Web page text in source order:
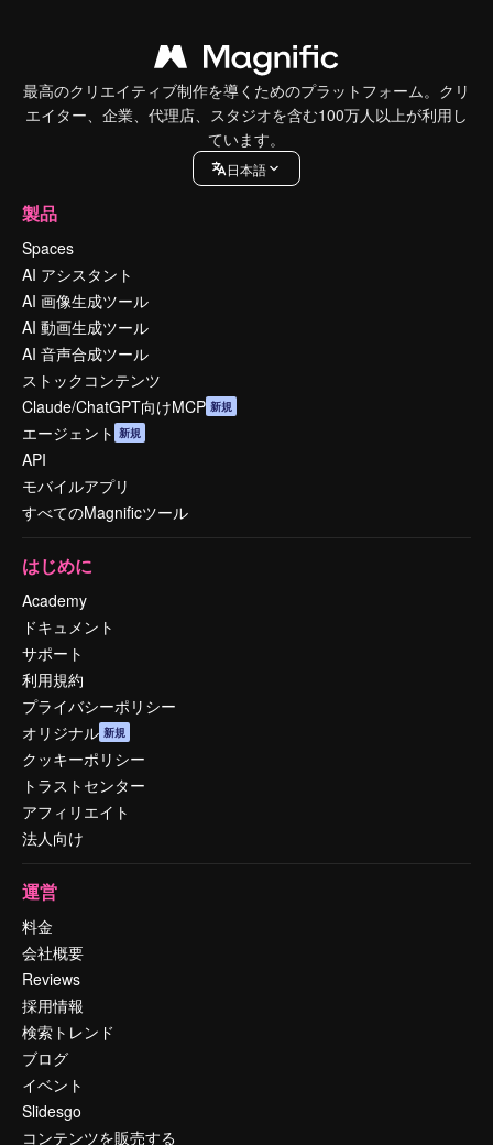
最高のクリエイティブ制作を導くためのプラットフォーム。クリ
エイター、企業、代理店、スタジオを含む100万人以上が利用し
ています。
日本語
製品
Spaces
AI アシスタント
AI 画像生成ツール
AI 動画生成ツール
AI 音声合成ツール
ストックコンテンツ
Claude/ChatGPT向けMCP 新規
エージェント 新規
API
モバイルアプリ
すべてのMagnificツール
はじめに
Academy
ドキュメント
サポート
利用規約
プライバシーポリシー
オリジナル 新規
クッキーポリシー
トラストセンター
アフィリエイト
法人向け
運営
料金
会社概要
Reviews
採用情報
検索トレンド
ブログ
イベント
Slidesgo
コンテンツを販売する